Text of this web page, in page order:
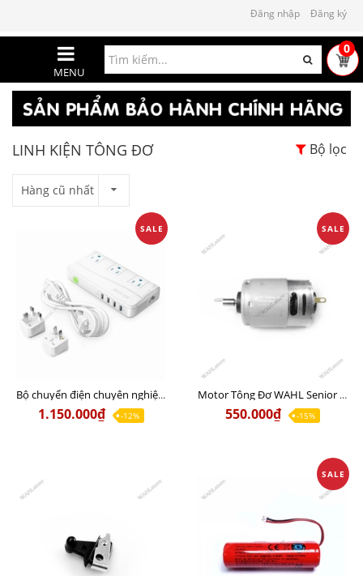
Đăng nhập Đăng ký
MENU
0
LINH KIỆN TÔNG ĐƠ Bộ lọc
Hàng cũ nhất
SALE
Bộ chuyển điện chuyên nghiệp Bestek cho tông đơ Mỹ 110v
1.150.000₫ -12%
SALE
Motor Tông Đơ WAHL Senior Chính Hãng USA
550.000₫ -15%
SALE